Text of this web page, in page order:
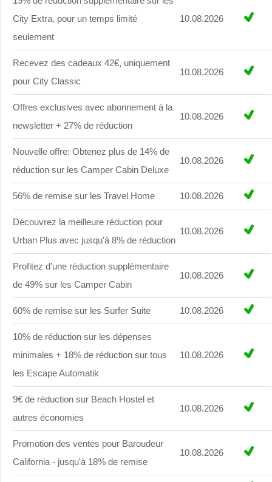
City Extra, pour un temps limité
seulement
10.08.2026
Recevez des cadeaux 42€, uniquement
pour City Classic
10.08.2026
Offres exclusives avec abonnement à la
newsletter + 27% de réduction
10.08.2026
Nouvelle offre: Obtenez plus de 14% de
réduction sur les Camper Cabin Deluxe
10.08.2026
56% de remise sur les Travel Home 10.08.2026
Découvrez la meilleure réduction pour
Urban Plus avec jusqu'à 8% de réduction
10.08.2026
Profitez d'une réduction supplémentaire
de 49% sur les Camper Cabin
10.08.2026
60% de remise sur les Surfer Suite 10.08.2026
10% de réduction sur les dépenses
minimales + 18% de réduction sur tous
les Escape Automatik
10.08.2026
9€ de réduction sur Beach Hostel et
autres économies
10.08.2026
Promotion des ventes pour Baroudeur
California - jusqu'à 18% de remise
10.08.2026